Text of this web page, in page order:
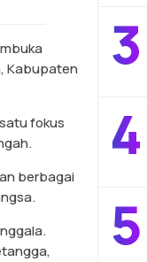
Kabupaten
fokus
berbagai
3
4
5